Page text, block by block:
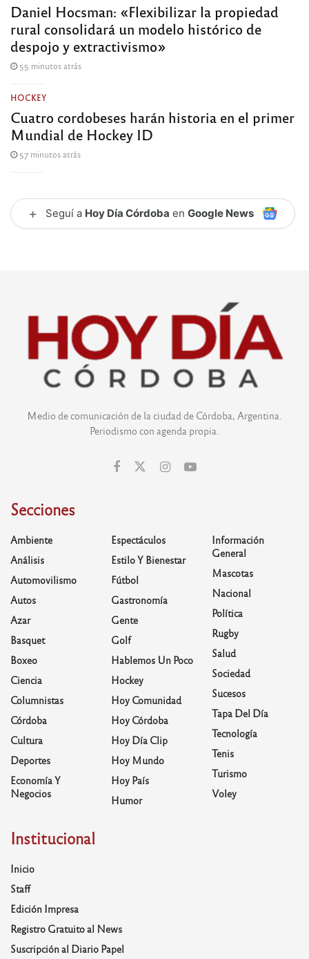
Daniel Hocsman: «Flexibilizar la propiedad
rural consolidará un modelo histórico de
despojo y extractivismo»
55 minutos atrás
HOCKEY
Cuatro cordobeses harán historia en el primer
Mundial de Hockey ID
57 minutos atrás
+ Seguí a Hoy Día Córdoba en Google News
Medio de comunicación de la ciudad de Córdoba, Argentina.
Periodismo con agenda propia.
Secciones
Ambiente
Análisis
Automovilismo
Autos
Azar
Basquet
Boxeo
Ciencia
Columnistas
Córdoba
Cultura
Deportes
Economía Y
Negocios
Espectáculos
Estilo Y Bienestar
Fútbol
Gastronomía
Gente
Golf
Hablemos Un Poco
Hockey
Hoy Comunidad
Hoy Córdoba
Hoy Día Clip
Hoy Mundo
Hoy País
Humor
Información
General
Mascotas
Nacional
Política
Rugby
Salud
Sociedad
Sucesos
Tapa Del Día
Tecnología
Tenis
Turismo
Voley
Institucional
Inicio
Staff
Edición Impresa
Registro Gratuito al News
Suscripción al Diario Papel